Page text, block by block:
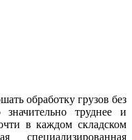
обработку грузов без
значительно труднее и
в каждом складском
специализированная